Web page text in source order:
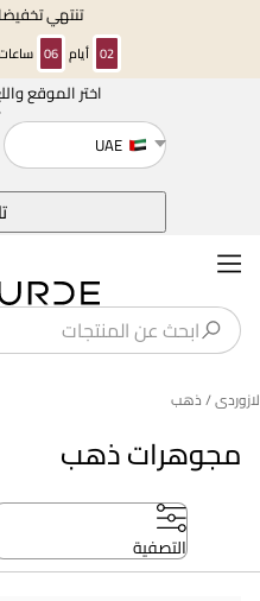
تنتهي
02 أيام 06
اختر الموقع
UAE
مجوهرات ذهب
لازوردى/ ذهب
التصفية